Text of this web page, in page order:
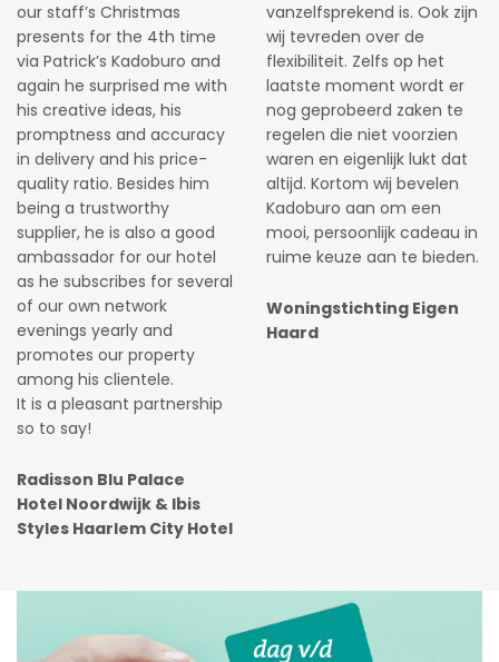
our staff’s Christmas
presents for the 4th time
via Patrick’s Kadoburo and
again he surprised me with
his creative ideas, his
promptness and accuracy
in delivery and his price-
quality ratio. Besides him
being a trustworthy
supplier, he is also a good
ambassador for our hotel
as he subscribes for several
of our own network
evenings yearly and
promotes our property
among his clientele.
It is a pleasant partnership
so to say!
Radisson Blu Palace
Hotel Noordwijk & Ibis
Styles Haarlem City Hotel
vanzelfsprekend is. Ook zijn
wij tevreden over de
flexibiliteit. Zelfs op het
laatste moment wordt er
nog geprobeerd zaken te
regelen die niet voorzien
waren en eigenlijk lukt dat
altijd. Kortom wij bevelen
Kadoburo aan om een
mooi, persoonlijk cadeau in
ruime keuze aan te bieden.
Woningstichting Eigen
Haard